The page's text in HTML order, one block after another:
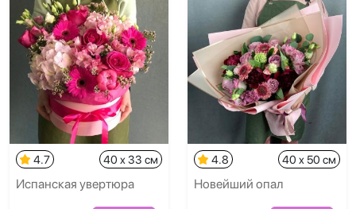
4.7 40 x 33 см
Испанская увертюра
4.8 40 x 50 см
Новейший опал